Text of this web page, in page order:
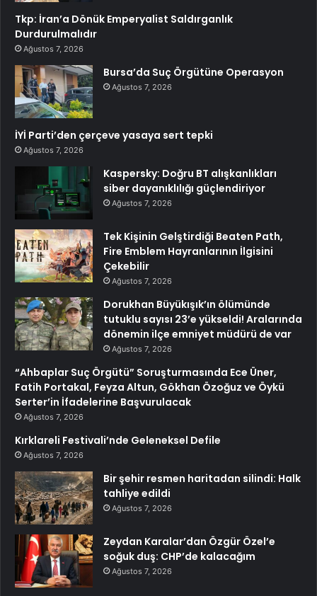
Tkp: İran’a Dönük Emperyalist Saldırganlık
Durdurulmalıdır
Ağustos 7, 2026
Bursa’da Suç Örgütüne Operasyon
Ağustos 7, 2026
İYİ Parti’den çerçeve yasaya sert tepki
Ağustos 7, 2026
Kaspersky: Doğru BT alışkanlıkları
siber dayanıklılığı güçlendiriyor
Ağustos 7, 2026
Tek Kişinin Gelştirdiği Beaten Path,
Fire Emblem Hayranlarının İlgisini
Çekebilir
Ağustos 7, 2026
Dorukhan Büyükışık’ın ölümünde
tutuklu sayısı 23’e yükseldi! Aralarında
dönemin ilçe emniyet müdürü de var
Ağustos 7, 2026
“Ahbaplar Suç Örgütü” Soruşturmasında Ece Üner,
Fatih Portakal, Feyza Altun, Gökhan Özoğuz ve Öykü
Serter’in İfadelerine Başvurulacak
Ağustos 7, 2026
Kırklareli Festivali’nde Geleneksel Defile
Ağustos 7, 2026
Bir şehir resmen haritadan silindi: Halk
tahliye edildi
Ağustos 7, 2026
Zeydan Karalar’dan Özgür Özel’e
soğuk duş: CHP’de kalacağım
Ağustos 7, 2026